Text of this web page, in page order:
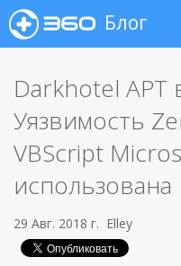
Блог
Darkhotel APT
Уязвимость
VBScript
использована
29 Авг. 2018 г. Elley